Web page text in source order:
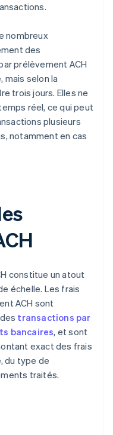
nombreux
des
prélèvement ACH
mais selon la
trois jours. Elles ne
réel, ce qui peut
plusieurs
notamment en cas
constitue un atout
échelle. Les frais
ACH sont
transactions par
bancaires, et sont
exact des frais
du type de
traités.